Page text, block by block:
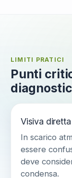
LIMITI PRATICI
Punti
Visiva diretta
In scarico
essere
deve
condensa.